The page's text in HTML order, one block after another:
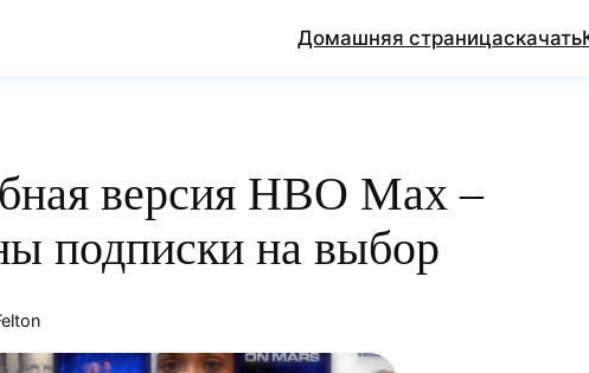
Домашняя страницаскачать
версия HBO Max –
подписки на выбор